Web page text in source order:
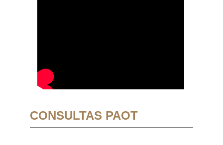
CONSULTAS PAOT